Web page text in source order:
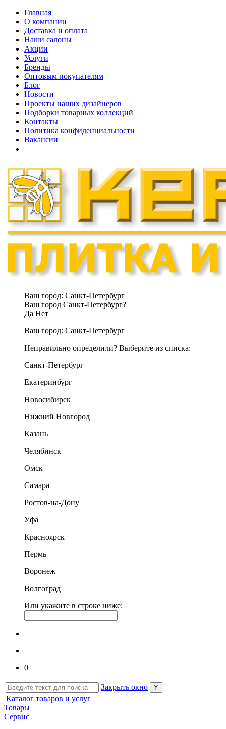
Главная
О компании
Доставка и оплата
Наши cалоны
Акции
Услуги
Бренды
Оптовым покупателям
Блог
Новости
Проекты наших дизайнеров
Подборки товарных коллекций
Контакты
Политика конфиденциальности
Вакансии
Ваш город: Санкт-Петербург
Ваш город Санкт-Петербург?
Да Нет
Ваш город: Санкт-Петербург
Неправильно определили? Выберите из списка:
Санкт-Петербург
Екатеринбург
Новосибирск
Нижний Новгород
Казань
Челябинск
Омск
Самара
Ростов-на-Дону
Уфа
Красноярск
Пермь
Воронеж
Волгоград
Или укажите в строке ниже:
0
Закрыть окно
Каталог товаров и услуг
Товары
Сервис